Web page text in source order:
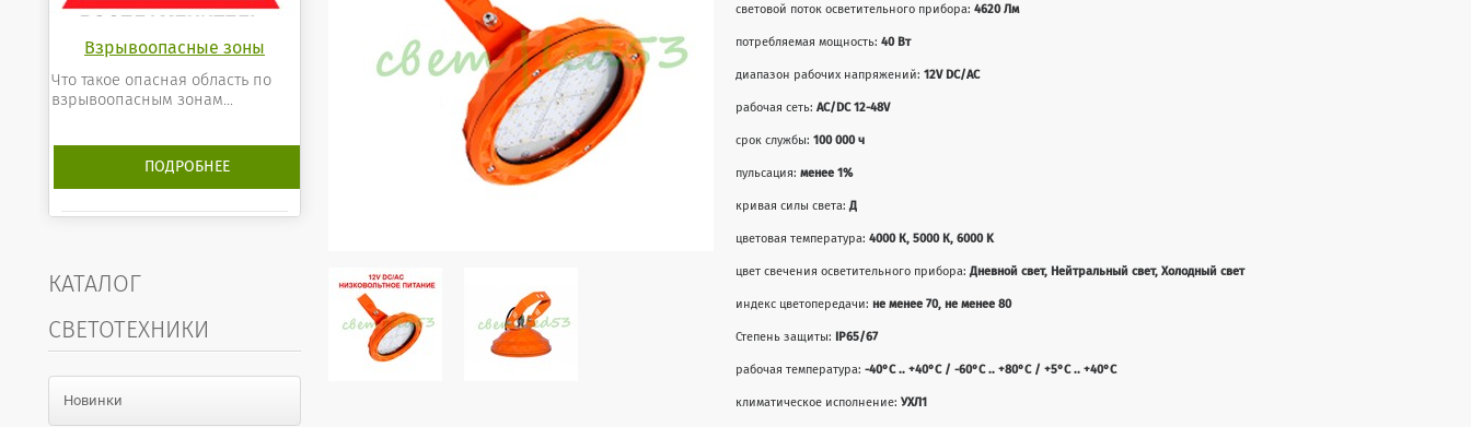
Взрывоопасные зоны
Что такое опасная область по
взрывоопасным зонам...
ПОДРОБНЕЕ
КАТАЛОГ
СВЕТОТЕХНИКИ
Новинки
световой поток осветительного прибора: 4620 Лм
потребляемая мощность: 40 Вт
диапазон рабочих напряжений: 12V DC/AC
рабочая сеть: AC/DC 12-48V
срок службы: 100 000 ч
пульсация: менее 1%
кривая силы света:Д
цветовая температура: 4000 К, 5000 К, 6000 K
цвет свечения осветительного прибора:Дневной свет, Нейтральный свет, Холодный свет
индекс цветопередачи: не менее 70, не менее 80
Степень защиты: IP65/67
рабочая температура: -40°С .. +40°C / -60°С .. +80°C / +5°С .. +40°C
климатическое исполнение: УХЛ1